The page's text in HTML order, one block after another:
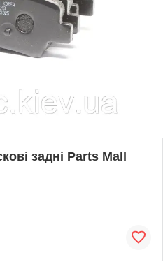
задні Parts Mall